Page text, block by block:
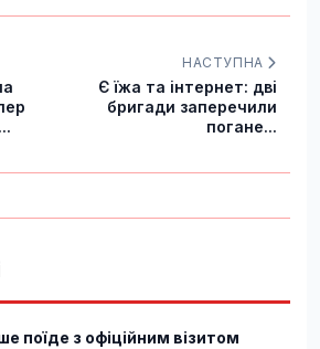
НАСТУПНА
Є їжа та інтернет: дві
бригади заперечили
погане...
поїде з офіційним візитом